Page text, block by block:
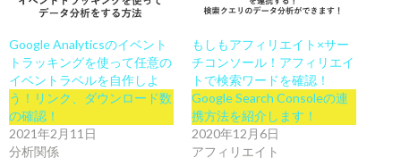
Google Analyticsのイベント
トラッキングを使って任意の
イベントラベルを自作しよ
う！リンク、ダウンロード数
の確認！
2021年2月11日
分析関係
もしもアフィリエイト×サー
チコンソール！アフィリエイ
トで検索ワードを確認！
Google Search Consoleの連
携方法を紹介します！
2020年12月6日
アフィリエイト